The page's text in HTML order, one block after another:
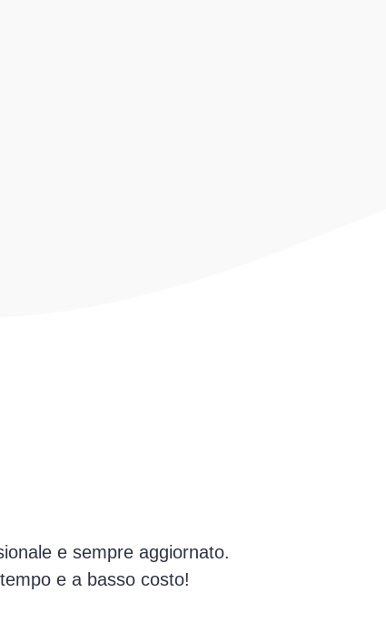
e sempre aggiornato.
e a basso costo!